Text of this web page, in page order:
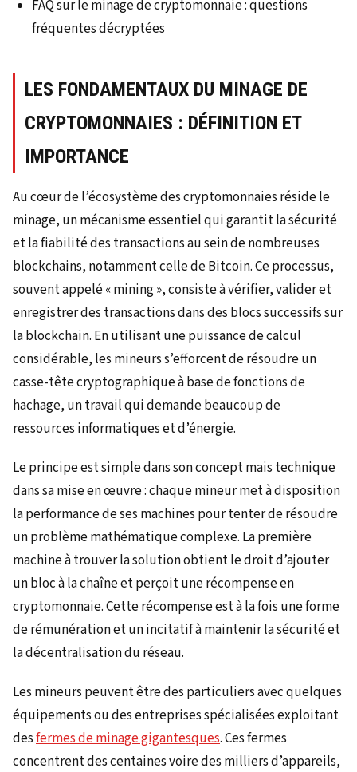
FAQ sur le minage de cryptomonnaie : questions
fréquentes décryptées
LES FONDAMENTAUX DU MINAGE DE
CRYPTOMONNAIES : DÉFINITION ET
IMPORTANCE
Au cœur de l’écosystème des cryptomonnaies réside le
minage, un mécanisme essentiel qui garantit la sécurité
et la fiabilité des transactions au sein de nombreuses
blockchains, notamment celle de Bitcoin. Ce processus,
souvent appelé « mining », consiste à vérifier, valider et
enregistrer des transactions dans des blocs successifs sur
la blockchain. En utilisant une puissance de calcul
considérable, les mineurs s’efforcent de résoudre un
casse-tête cryptographique à base de fonctions de
hachage, un travail qui demande beaucoup de
ressources informatiques et d’énergie.
Le principe est simple dans son concept mais technique
dans sa mise en œuvre : chaque mineur met à disposition
la performance de ses machines pour tenter de résoudre
un problème mathématique complexe. La première
machine à trouver la solution obtient le droit d’ajouter
un bloc à la chaîne et perçoit une récompense en
cryptomonnaie. Cette récompense est à la fois une forme
de rémunération et un incitatif à maintenir la sécurité et
la décentralisation du réseau.
Les mineurs peuvent être des particuliers avec quelques
équipements ou des entreprises spécialisées exploitant
desfermes de minage gigantesques. Ces fermes
concentrent des centaines voire des milliers d’appareils,